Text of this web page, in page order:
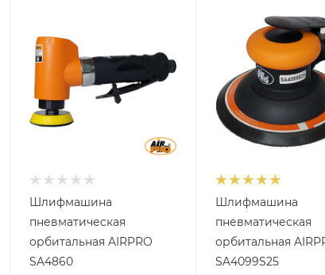
50
Мощность, кВт
0,343
Обороты, об/мин
15000
300
Шлифмашина
пневматическая
орбитальная AIRPRO
SA4860
подошвы, мм
Мощность, кВт
0,22
Обороты, об/мин
12000
Расход воздуха, л/
170
Шлифмашина
пневматическая
орбитальная
SA4099S25